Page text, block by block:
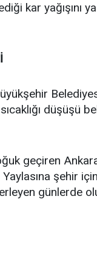
kar yağışını
düşüşü
geçiren
şehir
günlerde